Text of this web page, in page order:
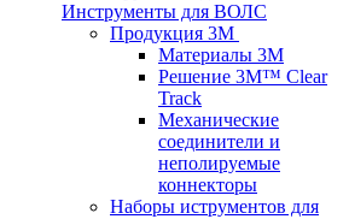
Инструменты для ВОЛС
Продукция 3M
Материалы 3М
Решение 3M™ Clear
Track
Механические
соединители и
неполируемые
коннекторы
Наборы иструментов для